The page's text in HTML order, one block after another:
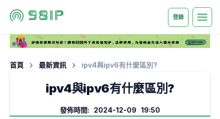
登錄
首頁 最新資訊 ipv4與ipv6有什麼區別?
ipv4與ipv6有什麼區別?
發佈時間: 2024-12-09 19:50